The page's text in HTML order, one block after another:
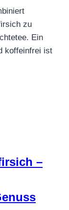
zu
Ein
koffeinfrei ist
–